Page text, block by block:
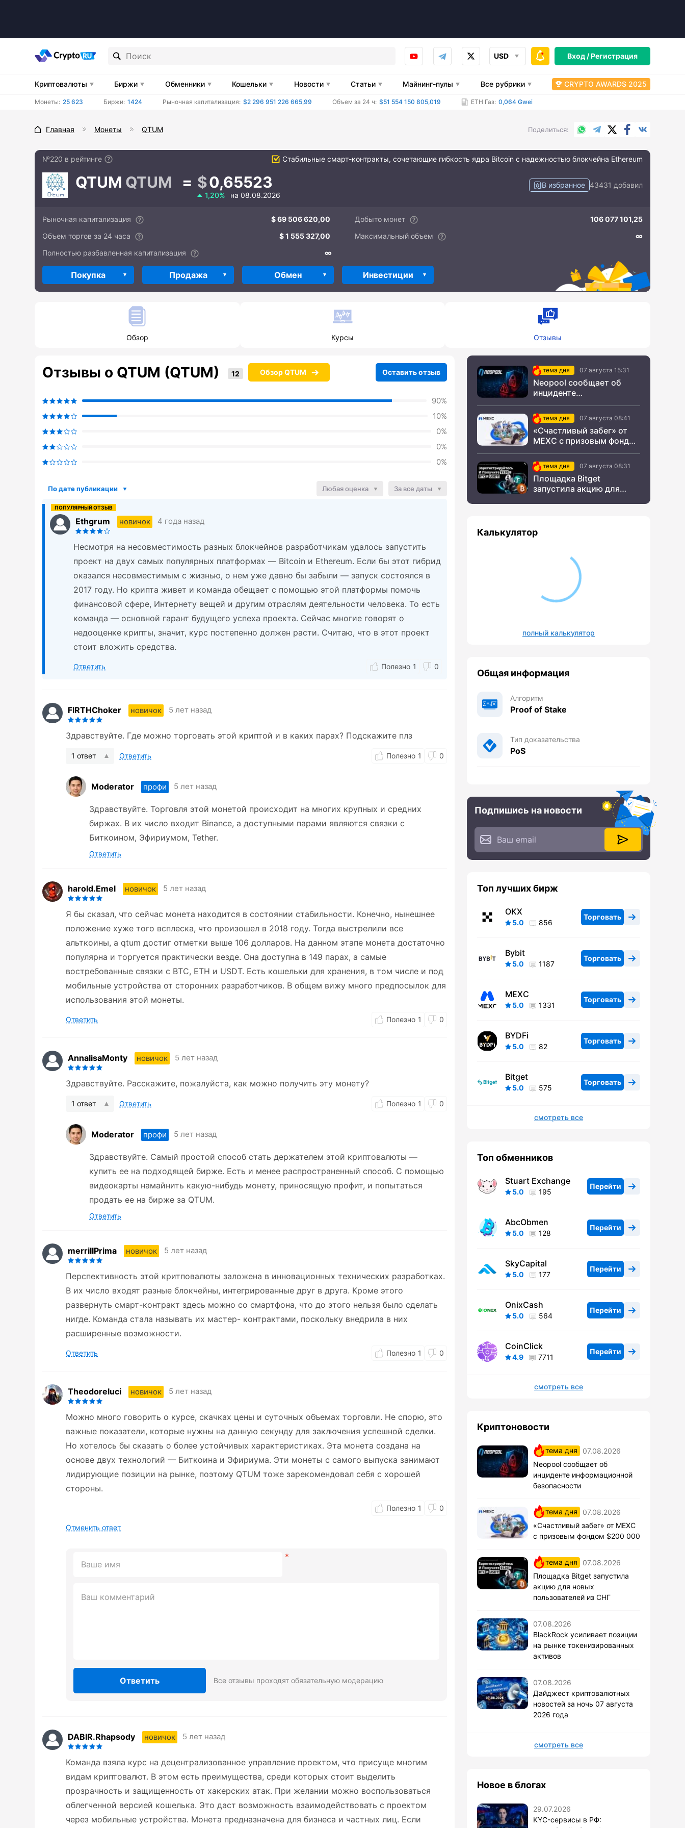
USD Вход /Регистрация
Криптовалюты Биржи Обменники Кошельки Новости Статьи Майнинг-пулы Все рубрики CRYPTO AWARDS 2025
Монеты: 25 623 Биржи: 1424 Рыночная капитализация: $2 296 951 226 665,99 Объем за 24 ч: $51 554 150 805,019 ETH Газ: 0,064 Gwei
Главная Монеты QTUM Поделиться WhatsApp
TelegramX.comFacebook
№220 в рейтинге Стабильные смарт-контракты, сочетающие гибкость ядра Bitcoin с надежностью блокчейна Ethereum
QTUM QTUM 0,65523
1,20% на 08.08.2026
В избранное 43431 добавил
Рыночная капитализация
69 506 620,00
Объем торгов за 24 часа
1 555 327,00
Полностью разбавленная капитализация
∞
Добыто монет
106 077 101,25
Максимальный объем
∞
Покупка Продажа Обмен Инвестиции
Обзор Курсы Отзывы
Отзывы о QTUM (QTUM) Обзор QTUM Оставить отзыв
90%
10%
0%
0%
0%
По дате публикации Любая оценка За все даты
Ethgrum новичок 4 года назад
Несмотря на несовместимость разных блокчейнов разработчикам удалось запустить
проект на двух самых популярных платформах — Bitcoin и Ethereum. Если бы этот гибрид
оказался несовместимым с жизнью, о нем уже давно бы забыли — запуск состоялся в
2017 году. Но крипта живет и команда обещает с помощью этой платформы помочь
финансовой сфере, Интернету вещей и другим отраслям деятельности человека. То есть
команда — основной гарант будущего успеха проекта. Сейчас многие говорят о
недооценке крипты, значит, курс постепенно должен расти. Считаю, что в этот проект
стоит вложить средства.
Ответить 1 0
FIRTHChoker новичок 5 лет назад
Здравствуйте. Где можно торговать этой криптой и в каких парах? Подскажите плз
1 ответ Ответить 1 0
Moderator профи 5 лет назад
Здравствуйте. Торговля этой монетой происходит на многих крупных и средних
биржах. В их число входит Binance, а доступными парами являются связки с
Биткоином, Эфириумом, Tether.
Ответить
harold.Emel новичок 5 лет назад
Я бы сказал, что сейчас монета находится в состоянии стабильности. Конечно, нынешнее
положение хуже того всплеска, что произошел в 2018 году. Тогда выстрелили все
альткоины, а qtum достиг отметки выше 106 долларов. На данном этапе монета достаточно
популярна и торгуется практически везде. Она доступна в 149 парах, а самые
востребованные связки с BTC, ETH и USDT. Есть кошельки для хранения, в том числе и под
мобильные устройства от сторонних разработчиков. В общем вижу много предпосылок для
использования этой монеты.
Ответить 1 0
AnnalisaMonty новичок 5 лет назад
Здравствуйте. Расскажите, пожалуйста, как можно получить эту монету?
1 ответ Ответить 1 0
Moderator профи 5 лет назад
Здравствуйте. Самый простой способ стать держателем этой криптовалюты —
купить ее на подходящей бирже. Есть и менее распространенный способ. С помощью
видеокарты намайнить какую-нибудь монету, приносящую профит, и попытаться
продать ее на бирже за QTUM.
Ответить
merrillPrima новичок 5 лет назад
Перспективность этой критповалюты заложена в инновационных технических разработках.
В их число входят разные блокчейны, интегрированные друг в друга. Кроме этого
развернуть смарт-контракт здесь можно со смартфона, что до этого нельзя было сделать
нигде. Команда стала называть их мастер- контрактами, поскольку внедрила в них
расширенные возможности.
Ответить 1 0
Theodoreluci новичок 5 лет назад
Можно много говорить о курсе, скачках цены и суточных объемах торговли. Не спорю, это
важные показатели, которые нужны на данную секунду для заключения успешной сделки.
Но хотелось бы сказать о более устойчивых характеристиках. Эта монета создана на
основе двух технологий — Биткоина и Эфириума. Эти монеты с самого выпуска занимают
лидирующие позиции на рынке, поэтому QTUM тоже зарекомендовал себя с хорошей
стороны.
Отменить ответ
Ответить Все отзывы проходят обязательную модерацию
1 0
DABIR.Rhapsody новичок 5 лет назад
Команда взяла курс на децентрализованное управление проектом, что присуще многим
видам криптовалют. В этом есть преимущества, среди которых стоит выделить
прозрачность и защищенность от хакерских атак. При желании можно воспользоваться
облегченной версией кошелька. Это даст возможность взаимодействовать с проектом
через мобильные устройства. Монета предназначена для бизнеса и частных лиц. Если
тема дня 07 августа 15:31
Neopool сообщает об
инциденте
информационной
безопасности
тема дня 07 августа 08:41
«Счастливый забег» от
MEXC с призовым фондом
$200 000
тема дня 07 августа 08:31
Площадка Bitget
запустила акцию для
Калькулятор
полный калькулятор
Общая информация
Алгоритм
Proof of Stake
Тип доказательства
PoS
Подпишись на новости
Топ лучших бирж
OKX
5.0 856
Торговать
Bybit
5.0 1187
Торговать
MEXC
5.0 1331
Торговать
BYDFi
5.0 82
Торговать
Bitget
5.0 575
Торговать
смотреть все
Топ обменников
Stuart Exchange
5.0 195
Перейти
AbcObmen
5.0 128
Перейти
SkyCapital
5.0 177
Перейти
OnixCash
5.0 564
Перейти
CoinClick
4.9 7711
Перейти
смотреть все
Криптоновости
тема дня
07.08.2026
Neopool сообщает об
инциденте информационной
безопасности
тема дня
07.08.2026
«Счастливый забег» от MEXC
с призовым фондом $200 000
тема дня
07.08.2026
Площадка Bitget запустила
акцию для новых
пользователей из СНГ
07.08.2026
BlackRock усиливает позиции
на рынке токенизированных
активов
07.08.2026
Дайджест криптовалютных
новостей за ночь 07 августа
2026 года
смотреть все
Новое в блогах
29.07.2026
KYC-сервисы в РФ: